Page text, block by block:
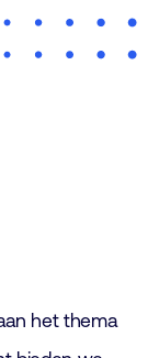
het thema